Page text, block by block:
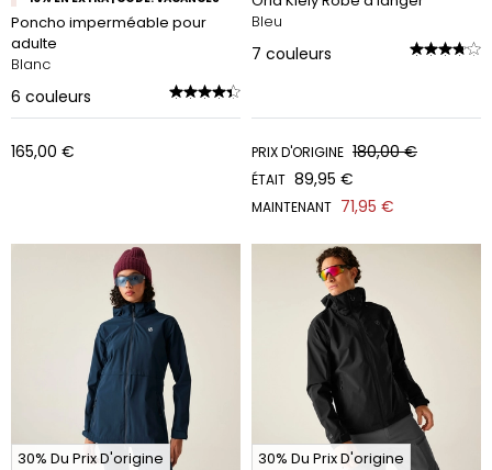
Poncho imperméable pour
adulte
Blanc
6 couleurs
165,00 €
Bleu
7 couleurs
PRIX D'ORIGINE 180,00 €
ÉTAIT 89,95 €
MAINTENANT 71,95 €
30% Du Prix D'origine
30% Du Prix D'origine